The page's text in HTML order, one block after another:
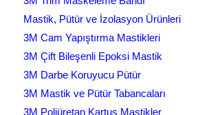
Mastik, Pütür ve İzolasyon Ürünleri
3M Cam Yapıştırma Mastikleri
3M Çift Bileşenli Epoksi Mastik
3M Darbe Koruyucu Pütür
3M Mastik ve Pütür Tabancaları
3M Poliüretan Kartuş Mastikler